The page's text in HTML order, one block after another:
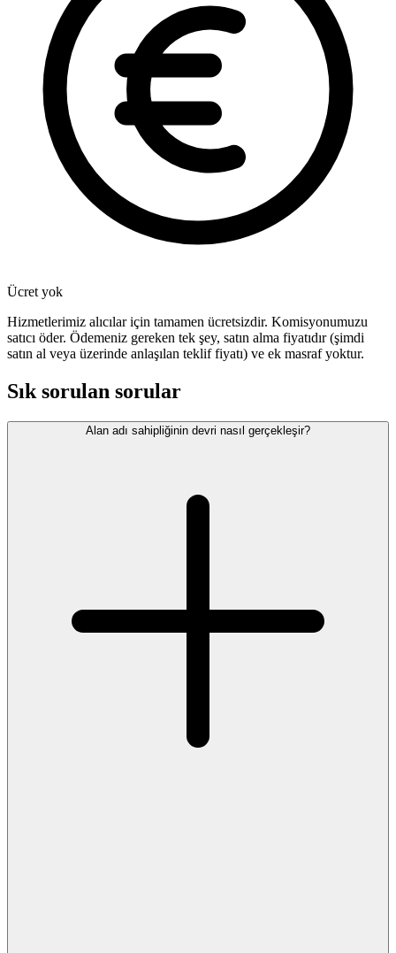
Ücret yok
Hizmetlerimiz alıcılar için tamamen ücretsizdir. Komisyonumuzu
satıcı öder. Ödemeniz gereken tek şey, satın alma fiyatıdır (şimdi
satın al veya üzerinde anlaşılan teklif fiyatı) ve ek masraf yoktur.
Sık sorulan sorular
Alan adı sahipliğinin devri nasıl gerçekleşir?